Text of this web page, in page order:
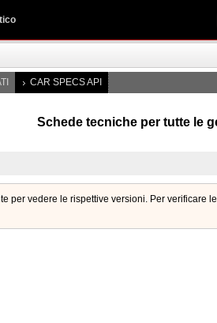
CAR SPECS API
Schede tecniche per tutte le
per vedere le rispettive versioni. Per verificare